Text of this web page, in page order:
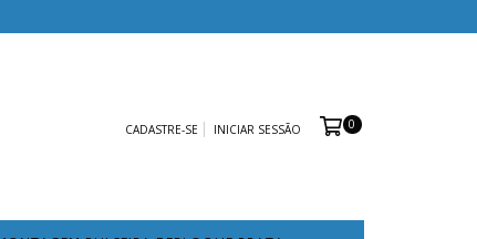
CADASTRE-SE INICIAR SESSÃO 0